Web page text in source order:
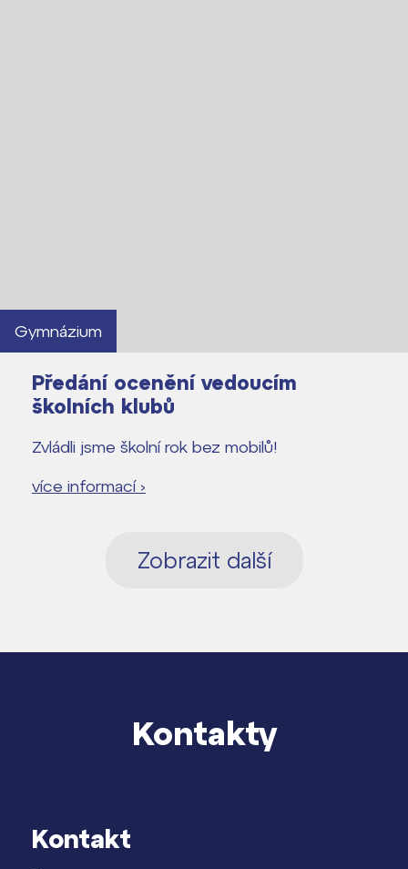
Gymnázium
Předání ocenění vedoucím
školních klubů
Zvládli jsme školní rok bez mobilů!
více informací ›
Zobrazit další
Kontakty
Kontakt